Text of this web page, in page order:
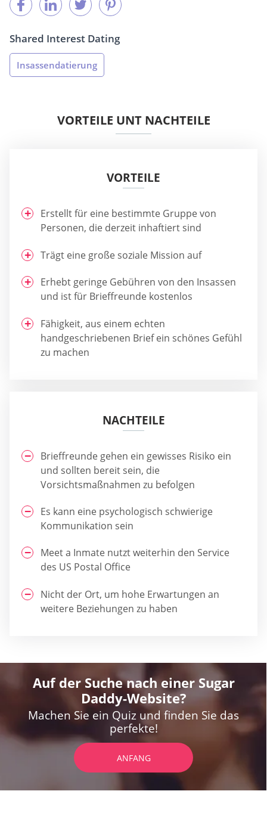
Shared Interest Dating
Insassendatierung
VORTEILE UNT NACHTEILE
VORTEILE
Erstellt für eine bestimmte Gruppe von
Personen, die derzeit inhaftiert sind
Trägt eine große soziale Mission auf
Erhebt geringe Gebühren von den Insassen
und ist für Brieffreunde kostenlos
Fähigkeit, aus einem echten
handgeschriebenen Brief ein schönes Gefühl
zu machen
NACHTEILE
Brieffreunde gehen ein gewisses Risiko ein
und sollten bereit sein, die
Vorsichtsmaßnahmen zu befolgen
Es kann eine psychologisch schwierige
Kommunikation sein
Meet a Inmate nutzt weiterhin den Service
des US Postal Office
Nicht der Ort, um hohe Erwartungen an
weitere Beziehungen zu haben
Auf der Suche nach einer Sugar
Daddy-Website?
Machen Sie ein Quiz und finden Sie das
perfekte!
ANFANG